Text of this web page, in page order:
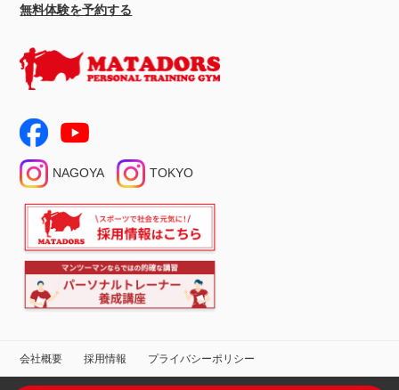
NAGOYA TOKYO
無料体験を予約する
会社概要 採用情報 プライバシーポリシー